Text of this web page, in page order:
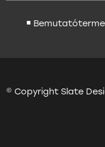
© Copyright Slate